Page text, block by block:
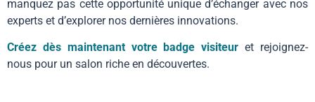
manquez pas cette opportunité unique d’échanger avec nos
experts et d’explorer nos dernières innovations.
Créez dès maintenant votre badge visiteur et rejoignez-
nous pour un salon riche en découvertes.